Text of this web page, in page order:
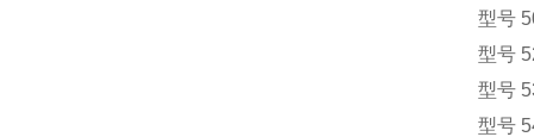
型号
型号
型号
型号